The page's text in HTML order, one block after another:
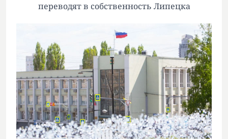
переводят в собственность Липецка